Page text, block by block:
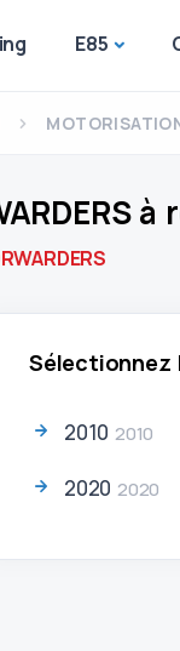
E85
Sélectionnez
2010 2010
2020 2020